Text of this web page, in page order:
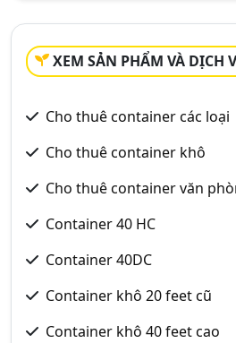
XEM SẢN PHẨM VÀ DỊCH
Cho thuê container các loại
Cho thuê container khô
Cho thuê container văn
Container 40 HC
Container 40DC
Container khô 20 feet cũ
Container khô 40 feet cao